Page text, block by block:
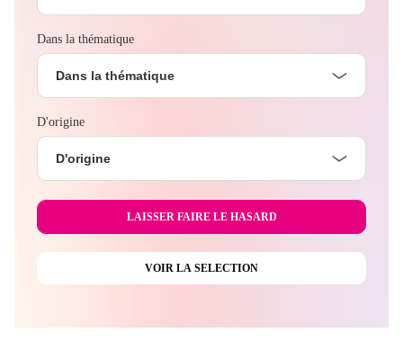
Dans la thématique
Dans la thématique
D'origine
D'origine